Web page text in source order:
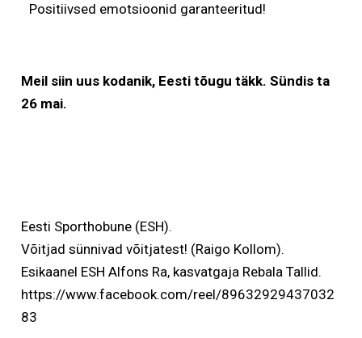
Positiivsed emotsioonid garanteeritud!
Meil siin uus kodanik, Eesti tõugu täkk. Sündis ta
26 mai.
Eesti Sporthobune (ESH).
Võitjad sünnivad võitjatest! (Raigo Kollom).
Esikaanel ESH Alfons Ra, kasvatgaja Rebala Tallid.
https://www.facebook.com/reel/89632929437032
83